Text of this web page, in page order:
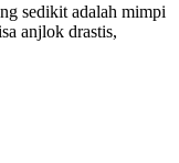
sedikit adalah mimpi
anjlok drastis,